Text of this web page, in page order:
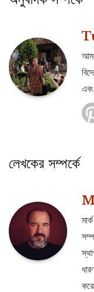
লেখকের সম্পর্কে